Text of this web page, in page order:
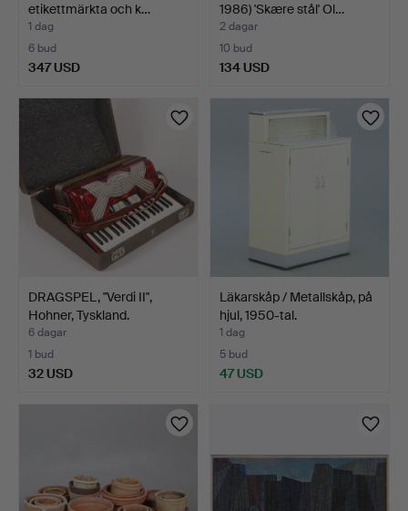
etikettmärkta och k…
1 dag
6 bud
347 USD
1986) 'Skære stål' Ol…
2 dagar
10 bud
134 USD
DRAGSPEL, "Verdi II",
Hohner, Tyskland.
6 dagar
1 bud
32 USD
Läkarskåp / Metallskåp, på
hjul, 1950-tal.
1 dag
5 bud
47 USD